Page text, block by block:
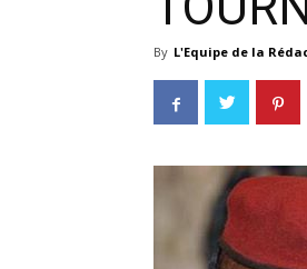
By L'Equipe de la